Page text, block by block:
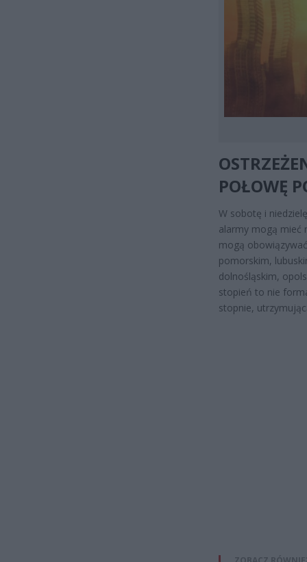
POŁOWĘ
W sobotę i
alarmy mogą mieć
mogą
pomorskim,
dolnośląskim,
stopień to nie
stopnie,